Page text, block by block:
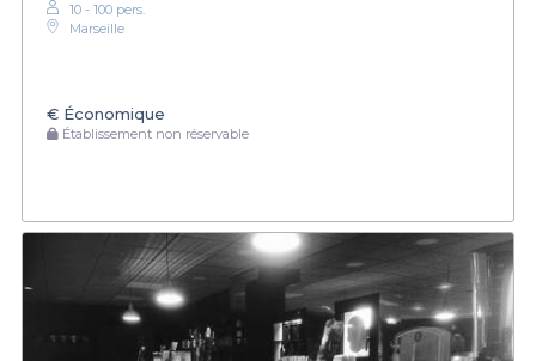
10 - 100 pers.
Marseille
€ Économique
Établissement non réservable